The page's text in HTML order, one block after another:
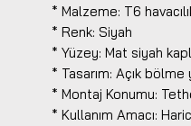
* Malzeme: T6
* Renk: Siyah
* Yüzey: Mat siyah
* Tasarım: Açık bölme
* Montaj Konumu:
* Kullanım Amacı: